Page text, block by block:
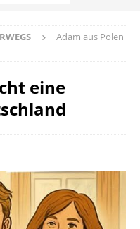
Adam aus Polen
eine